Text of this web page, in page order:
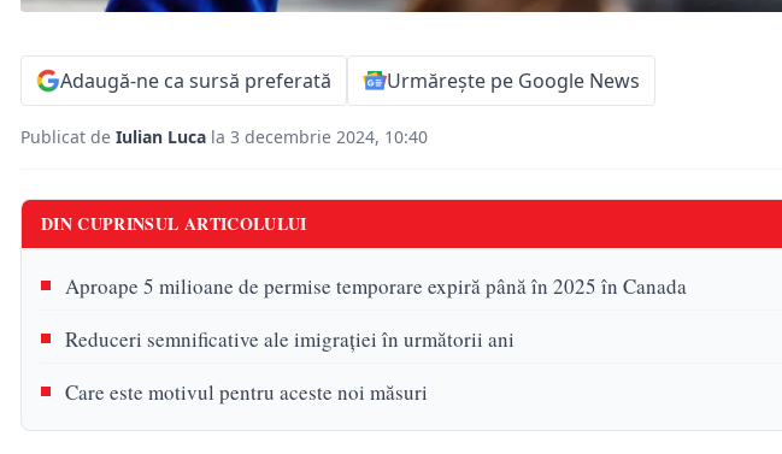
Adaugă-ne ca sursă preferată Urmărește pe Google News
Publicat de Iulian Luca la 3 decembrie 2024, 10:40
DIN CUPRINSUL ARTICOLULUI
Aproape 5 milioane de permise temporare expiră până în 2025 în Canada
Reduceri semnificative ale imigrației în următorii ani
Care este motivul pentru aceste noi măsuri